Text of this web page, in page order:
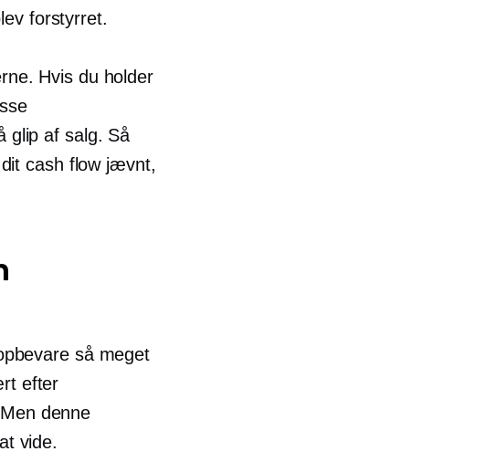
forstyrret.
Hvis du holder
glip af salg. Så
cash flow jævnt,
så meget
efter
denne
vide.